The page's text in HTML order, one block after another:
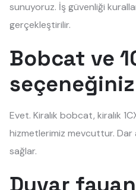
sunuyoruz. İş güvenliği
gerçekleştirilir.
Bobcat ve
seçeneğiniz
Evet. Kiralık bobcat, kiralık
hizmetlerimiz mevcuttur. Dar
sağlar.